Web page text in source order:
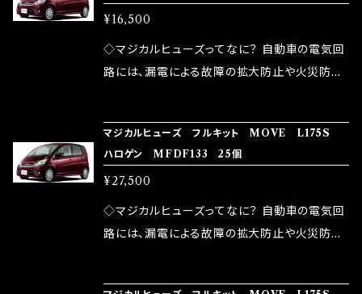
品化を果たしております。
果・接触抵抗低減効果により、このような効果を
発揮します。 ・アクセルレスポンスの向上 ・アイ
ドリング安定化（静粛性UP） ・ターボ車のターボ
など、これらの効果は、タウンユースだけでなく、
モータースポーツシーンでの実証実験の上、 製
品化を果たしております。
ます。 1.溶接回路であるため、配線と比較し抵抗
が大きい。 2.金属部分が露出している為、空気
中に漏電してしまう。 3.金属プレートが接触する
ズが、マジカルヒューズになります。 ◇マジカル
ヒューズの効果 マジカルヒューズは放電防止効
果・接触抵抗低減効果により、このような効果を
発揮します。 ・アクセルレスポンスの向上 ・アイ
ドリング安定化（静粛性UP） ・ターボ車のターボ
¥16,500
◇マジカルヒューズってなに？ 自動車の電気回
路には、漏電による故障の拡大防止や火災防止
路として、各回路への電力供給を行っています。
しかし、ヒューズには拭い去れない欠点があり
ます。 1.溶接回路であるため、配線と比較し抵抗
が大きい。 2.金属部分が露出している為、空気
中に漏電してしまう。 3.金属プレートが接触する
マジカルヒューズ フルキット MOVE L175S
ハロゲン MFDF133 25個
¥27,500
◇マジカルヒューズってなに？ 自動車の電気回
路には、漏電による故障の拡大防止や火災防止